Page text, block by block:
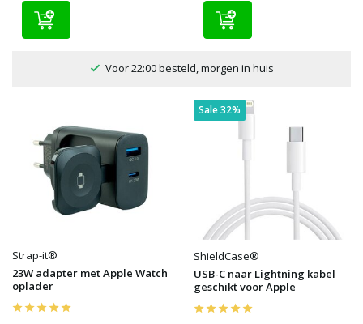
100 dagen bedenktijd
Strap-it®
23W adapter met Apple Watch
oplader
Sale 32%
ShieldCase®
USB-C naar Lightning kabel
geschikt voor Apple